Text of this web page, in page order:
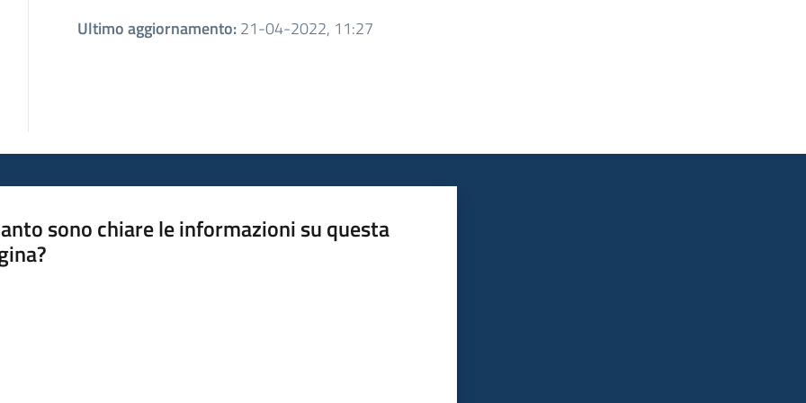
Ultimo aggiornamento:21-04-2022, 11:27
sono chiare le informazioni su questa